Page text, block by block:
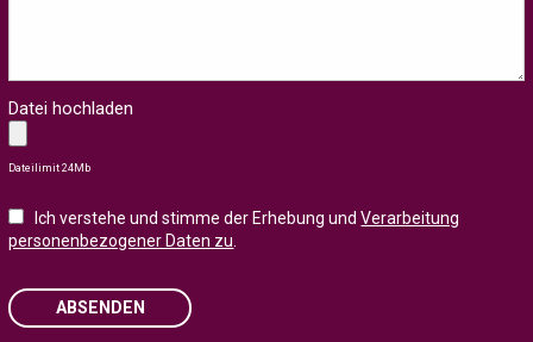
Datei hochladen
Dateilimit 24Mb
Ich verstehe und stimme der Erhebung undVerarbeitung
personenbezogener Daten zu.
ABSENDEN